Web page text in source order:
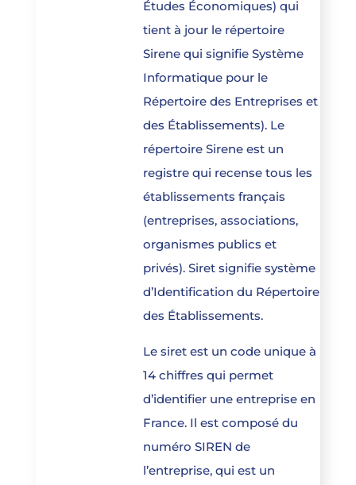
Études Économiques) qui
tient à jour le répertoire
Sirene qui signifie Système
Informatique pour le
Répertoire des Entreprises et
des Établissements). Le
répertoire Sirene est un
registre qui recense tous les
établissements français
(entreprises, associations,
organismes publics et
privés). Siret signifie système
d’Identification du Répertoire
des Établissements.
Le siret est un code unique à
14 chiffres qui permet
d’identifier une entreprise en
France. Il est composé du
numéro SIREN de
l’entreprise, qui est un